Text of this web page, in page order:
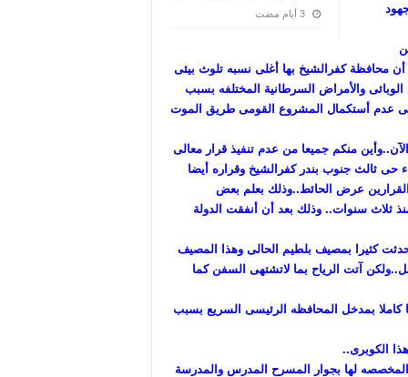
أن محافظة كفرالشيخ بها أغلى نسبه تلوث بيئى
والأمراض السرطانية المختلفه بسبب
عدم أستكمال المشروع القومى طريق الموت
منكم جميعا من عدم تنفيذ قرار معالى
من5سنوات..بخصوص إنشاء حى ثالث جنوب بندر كفرالشيخ وقراره أيضا
عرض الحائط..وذلك بعلم بعض
ثلاث سنوات.. وذلك بعد أن أنفقت الدولة
كثيرا بمصيف بلطيم الحالى وهذا المصيف
على مراحل..ولكن آتت الرياح بما لاتشتهى السفن كما
كاملا بمدخل المحافظه الرئيسى السريع بسبب
الكوبرى..
لها بجوار المسرح المدرس والمدرسة